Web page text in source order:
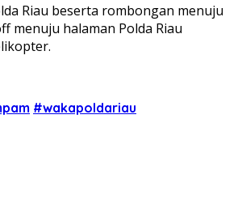
Riau beserta rombongan menuju
menuju halaman Polda Riau
#wakapoldariau